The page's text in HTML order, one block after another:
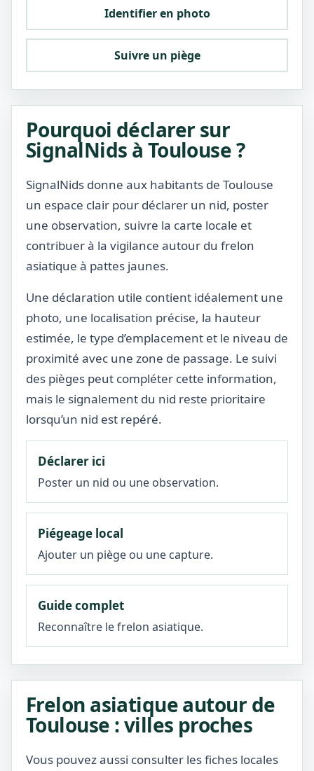
Identifier en photo
Suivre un piège
Pourquoi déclarer sur
SignalNids à Toulouse ?
SignalNids donne aux habitants de Toulouse
un espace clair pour déclarer un nid, poster
une observation, suivre la carte locale et
contribuer à la vigilance autour du frelon
asiatique à pattes jaunes.
Une déclaration utile contient idéalement une
photo, une localisation précise, la hauteur
estimée, le type d’emplacement et le niveau de
proximité avec une zone de passage. Le suivi
des pièges peut compléter cette information,
mais le signalement du nid reste prioritaire
lorsqu’un nid est repéré.
Déclarer ici
Poster un nid ou une observation.
Piégeage local
Ajouter un piège ou une capture.
Guide complet
Reconnaître le frelon asiatique.
Frelon asiatique autour de
Toulouse : villes proches
Vous pouvez aussi consulter les fiches locales